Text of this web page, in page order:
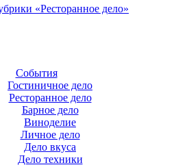
«Ресторанное дело»
События
Гостиничное дело
Ресторанное дело
Барное дело
Виноделие
Личное дело
Дело вкуса
Дело техники